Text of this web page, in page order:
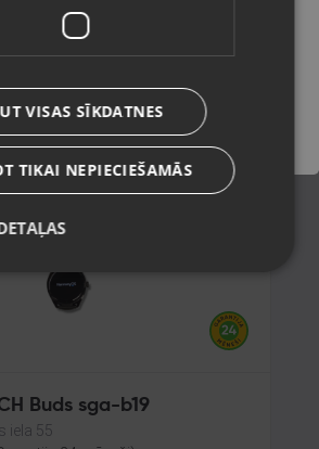
(Garantija 12 mēneši)
Buds sga-b19
iela 55
Saglabāt
VISAS SĪKDATNES
TIKAI NEPIECIEŠAMĀS